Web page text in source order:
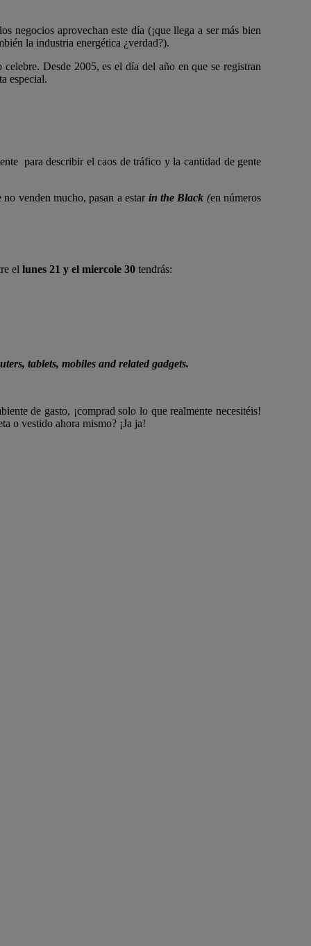
negocios aprovechan este día (¡que llega a ser más bien
la industria energética ¿verdad?).
Desde 2005, es el día del año en que se registran
especial.
para describir el caos de tráfico y la cantidad de gente
venden mucho, pasan a estar in the Black (en números
el lunes 21 y el miercole 30 tendrás:
tablets, mobiles and related gadgets.
de gasto, ¡comprad solo lo que realmente necesitéis!
o vestido ahora mismo? ¡Ja ja!